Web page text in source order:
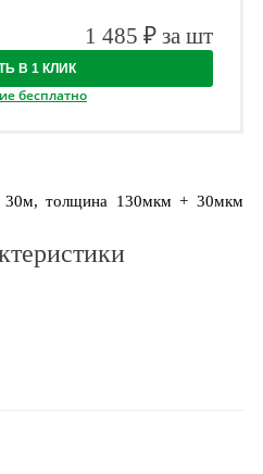
1 485 ₽ за шт
В 1 КЛИК
бесплатно
толщина 130мкм + 30мкм